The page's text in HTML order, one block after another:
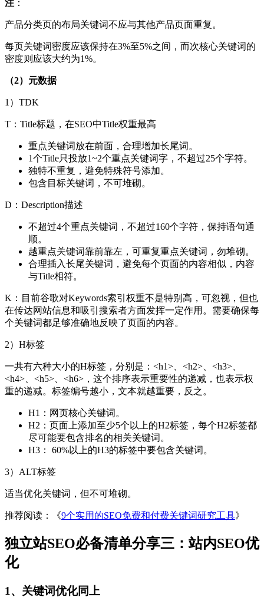
注 ：
产品分类页的布局关键词不应与其他产品页面重复。
每页关键词密度应该保持在3%至5%之间，而次核心关键词的
密度则应该大约为1%。
（2）元数据
1）TDK
T：Title标题，在SEO中Title权重最高
重点关键词放在前面，合理增加长尾词。
1个Title只投放1~2个重点关键词字，不超过25个字符。
独特不重复，避免特殊符号添加。
包含目标关键词，不可堆砌。
D：Description描述
不超过4个重点关键词，不超过160个字符，保持语句通
顺。
越重点关键词靠前靠左，可重复重点关键词，勿堆砌。
合理插入长尾关键词，避免每个页面的内容相似，内容
与Title相符。
K：目前谷歌对Keywords索引权重不是特别高，可忽视，但也
在传达网站信息和吸引搜索者方面发挥一定作用。需要确保每
个关键词都足够准确地反映了页面的内容。
2）H标签
一共有六种大小的H标签，分别是：<h1>、<h2>、<h3>、
<h4>、<h5>、<h6>，这个排序表示重要性的递减，也表示权
重的递减。标签编号越小，文本就越重要，反之。
H1：网页核心关键词。
H2：页面上添加至少5个以上的H2标签，每个H2标签都
尽可能要包含排名的相关关键词。
H3： 60%以上的H3的标签中要包含关键词。
3）ALT标签
适当优化关键词，但不可堆砌。
推荐阅读：《9个实用的SEO免费和付费关键词研究工具》
独立站SEO必备清单分享三：站内SEO优
化
1、关键词优化同上